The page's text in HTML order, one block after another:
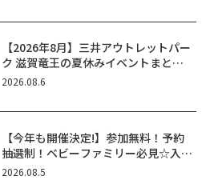
【2026年8月】三井アウトレットパー
ク 滋賀竜王の夏休みイベントまと
め！びしょぬれ水あそび・激辛グル
ん！
2026.08.6
【今年も開催決定!】参加無料！予約
抽選制！ベビーファミリー必見☆入場
無料☆10/29(木)30(金)ママベビーフ
2026.08.5